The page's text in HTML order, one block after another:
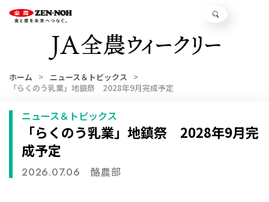
ホーム
ニュース＆トピックス
「らくのう乳業」地鎮祭 2028年9月完成予定
ニュース＆トピックス
「らくのう乳業」地鎮祭 2028年9月完
成予定
2026.07.06 酪農部